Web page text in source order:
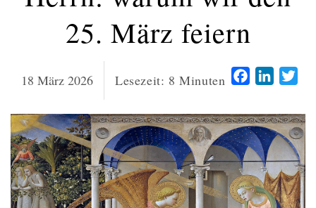
25. März feiern
18 März 2026 Lesezeit: 8 Minuten Facebook